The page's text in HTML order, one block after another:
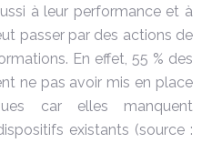
à leur performance et à
passer par des actions de
En effet, 55 % des
ne pas avoir mis en place
car elles manquent
existants (source :